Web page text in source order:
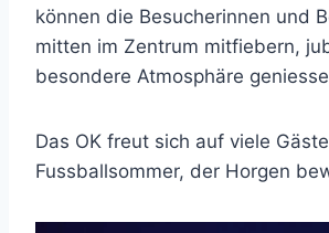
können die Besucherinnen und
mitten im Zentrum mitfiebern,
besondere Atmosphäre
Das OK freut sich auf viele
Fussballsommer, der Horgen